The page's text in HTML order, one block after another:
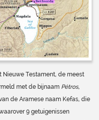
Nieuwe Testament, de meest
met de bijnaam Pétros,
de Aramese naam Kefas, die
9 getuigenissen